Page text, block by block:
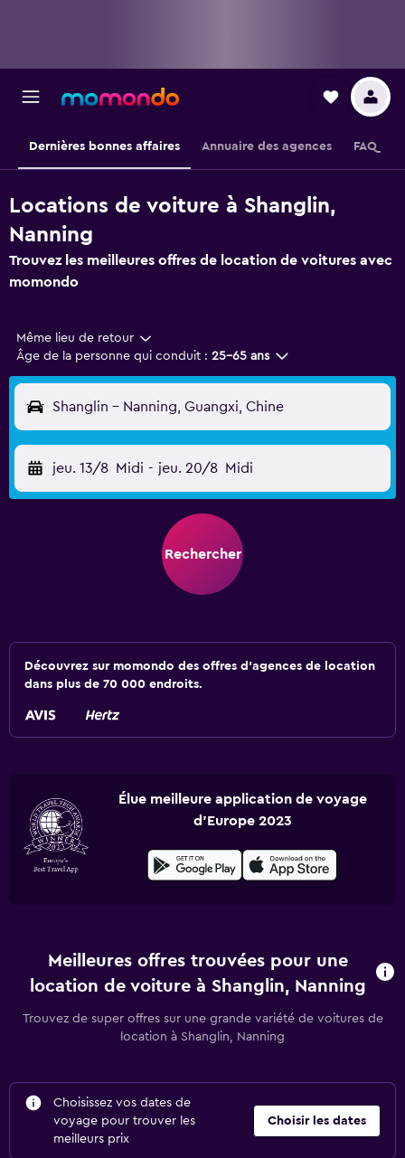
Dernières bonnes affaires Annuaire des agences FAQ
Locations de voiture à Shanglin,
Nanning
Trouvez les meilleures offres de location de voitures avec
momondo
Même lieu de retour
Âge de la personne qui conduit : 25-65 ans
Shanglin - Nanning, Guangxi, Chine
jeu. 13/8 Midi - jeu. 20/8 Midi
Rechercher
Découvrez sur momondo des offres d'agences de location
dans plus de 70 000 endroits.
Élue meilleure application de voyage
d'Europe 2023
Meilleures offres trouvées pour une
location de voiture à Shanglin, Nanning
Trouvez de super offres sur une grande variété de voitures de
location à Shanglin, Nanning
Choisissez vos dates de
voyage pour trouver les
meilleurs prix
Choisir les dates